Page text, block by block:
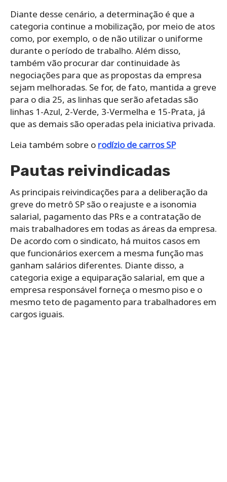
Diante desse cenário, a determinação é que a
categoria continue a mobilização, por meio de atos
como, por exemplo, o de não utilizar o uniforme
durante o período de trabalho. Além disso,
também vão procurar dar continuidade às
negociações para que as propostas da empresa
sejam melhoradas. Se for, de fato, mantida a greve
para o dia 25, as linhas que serão afetadas são
linhas 1-Azul, 2-Verde, 3-Vermelha e 15-Prata, já
que as demais são operadas pela iniciativa privada.
Leia também sobre o rodízio de carros SP
Pautas reivindicadas
As principais reivindicações para a deliberação da
greve do metrô SP são o reajuste e a isonomia
salarial, pagamento das PRs e a contratação de
mais trabalhadores em todas as áreas da empresa.
De acordo com o sindicato, há muitos casos em
que funcionários exercem a mesma função mas
ganham salários diferentes. Diante disso, a
categoria exige a equiparação salarial, em que a
empresa responsável forneça o mesmo piso e o
mesmo teto de pagamento para trabalhadores em
cargos iguais.